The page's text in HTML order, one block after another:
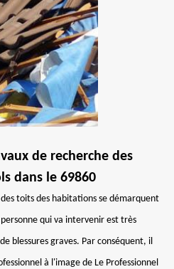
de recherche des
dans le 69860
toits des habitations se démarquent
qui va intervenir est très
blessures graves. Par conséquent, il
à l'image de Le Professionnel